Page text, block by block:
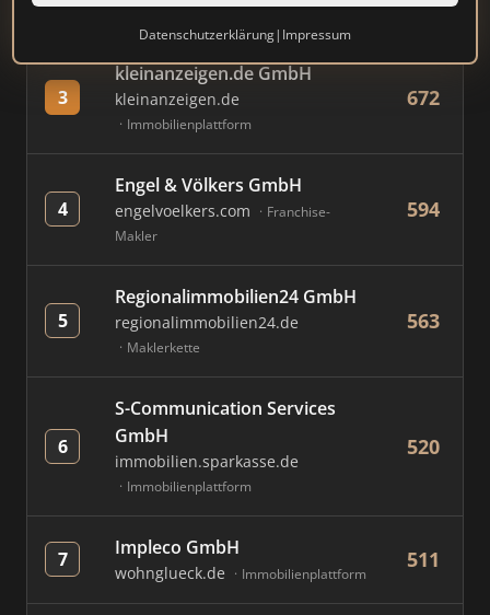
Datenschutzerklärung| Impressum
immowelt.de Immobilienplattform
3
kleinanzeigen.de GmbH
kleinanzeigen.de
Immobilienplattform
672
4
Engel & Völkers GmbH
engelvoelkers.com
Franchise-
Makler
594
5
Regionalimmobilien24 GmbH
regionalimmobilien24.de
Maklerkette
563
6
S-Communication Services
GmbH
immobilien.sparkasse.de
Immobilienplattform
520
7 Impleco GmbH
wohnglueck.de Immobilienplattform
511